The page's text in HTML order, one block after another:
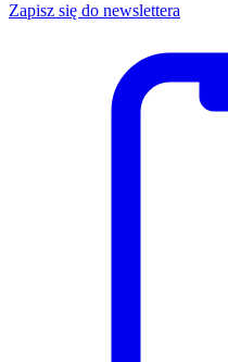
Zapisz się do newslettera